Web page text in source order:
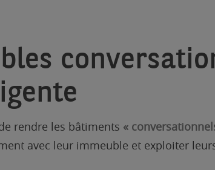
rendre les bâtiments «
avec leur immeuble et exploiter